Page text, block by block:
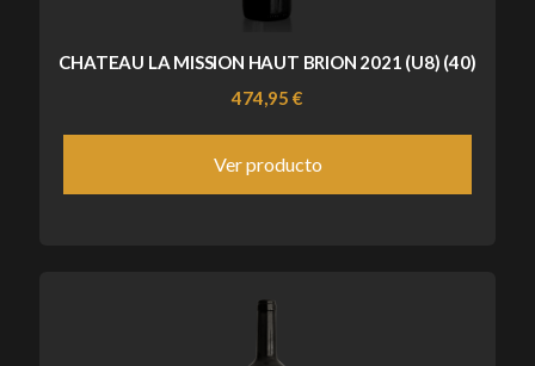
CHATEAU LA MISSION HAUT BRION 2021 (U8) (40)
474,95 €
Ver producto